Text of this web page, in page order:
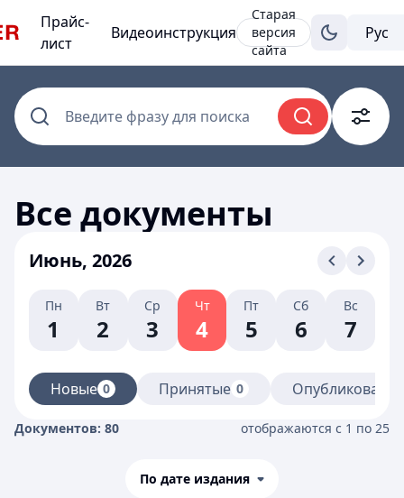
Прайс-
лист
Видеоинструкция
Старая
версия
сайта
Введите фразу для поиска
Все документы
Июнь, 2026
Пн
1
Вт
2
Ср
3
Чт
4
Пт
5
Сб
6
Вс
7
Новые 0 Принятые 0
Документов: 80 отображаются с 1 по 25
По дате издания